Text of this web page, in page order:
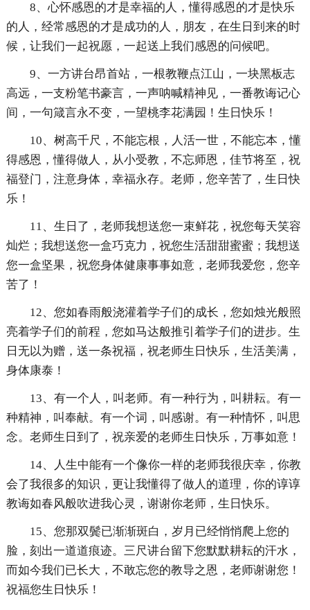
8、心怀感恩的才是幸福的人，懂得感恩的才是快乐
的人，经常感恩的才是成功的人，朋友，在生日到来的时
候，让我们一起祝愿，一起送上我们感恩的问候吧。
9、一方讲台昂首站，一根教鞭点江山，一块黑板志
高远，一支粉笔书豪言，一声呐喊精神见，一番教诲记心
间，一句箴言永不变，一望桃李花满园！生日快乐！
10、树高千尺，不能忘根，人活一世，不能忘本，懂
得感恩，懂得做人，从小受教，不忘师恩，佳节将至，祝
福登门，注意身体，幸福永存。老师，您辛苦了，生日快
乐！
11、生日了，老师我想送您一束鲜花，祝您每天笑容
灿烂；我想送您一盒巧克力，祝您生活甜甜蜜蜜；我想送
您一盒坚果，祝您身体健康事事如意，老师我爱您，您辛
苦了！
12、您如春雨般浇灌着学子们的成长，您如烛光般照
亮着学子们的前程，您如马达般推引着学子们的进步。生
日无以为赠，送一条祝福，祝老师生日快乐，生活美满，
身体康泰！
13、有一个人，叫老师。有一种行为，叫耕耘。有一
种精神，叫奉献。有一个词，叫感谢。有一种情怀，叫思
念。老师生日到了，祝亲爱的老师生日快乐，万事如意！
14、人生中能有一个像你一样的老师我很庆幸，你教
会了我很多的知识，更让我懂得了做人的道理，你的谆谆
教诲如春风般吹进我心灵，谢谢你老师，生日快乐。
15、您那双鬓已渐渐斑白，岁月已经悄悄爬上您的
脸，刻出一道道痕迹。三尺讲台留下您默默耕耘的汗水，
而如今我们已长大，不敢忘您的教导之恩，老师谢谢您！
祝福您生日快乐！